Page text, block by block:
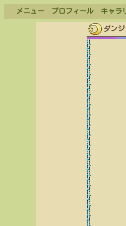
メニュー プロフィール キャラ
ダン